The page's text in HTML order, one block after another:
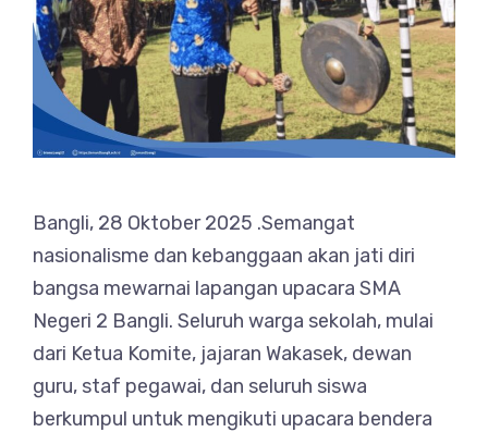
Bangli, 28 Oktober 2025 .Semangat
nasionalisme dan kebanggaan akan jati diri
bangsa mewarnai lapangan upacara SMA
Negeri 2 Bangli. Seluruh warga sekolah, mulai
dari Ketua Komite, jajaran Wakasek, dewan
guru, staf pegawai, dan seluruh siswa
berkumpul untuk mengikuti upacara bendera